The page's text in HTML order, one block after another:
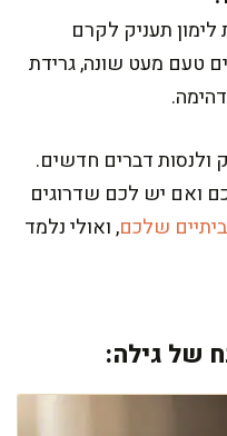
תעניק לקרם
טעם מעט שונה, גרידת
דברים חדשים.
ואם יש לכם שדרוגים
שלכם, ואולי נלמד
של גילה: